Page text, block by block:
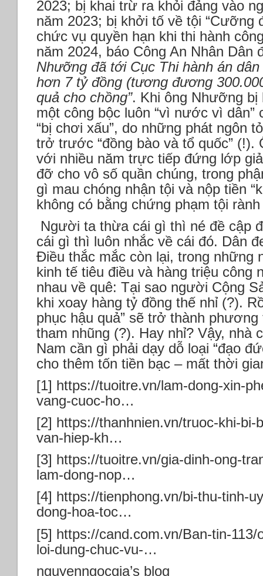
2023; bị khai trừ ra khỏi đảng vào
năm 2023; bị khởi tố về tội “Cưỡng
chức vụ quyền hạn khi thi hành
năm 2024, báo Công An Nhân Dân
Nhưỡng đã tới Cục Thi hành án
hơn 7 tỷ đồng (tương đương
quả cho chồng”. Khi ông Nhưỡng
một công bộc luôn “vì nước vì dân”
“bị chơi xấu”, do những phát ngôn
trở trước “đồng bào và tổ quốc” (!).
với nhiều năm trực tiếp đứng lớp
đỡ cho vô số quần chúng, trong
gì mau chóng nhận tội và nộp tiền
không có bằng chứng phạm tội
Người ta thừa cái gì thì né đề cập
cái gì thì luôn nhắc về cái đó. Dân
Điều thắc mắc còn lại, trong những
kinh tế tiêu điều và hàng triệu công
nhau về quê: Tại sao người Cộng
khi xoay hàng tỷ đồng thế nhỉ (?).
phục hậu quả” sẽ trở thành
tham nhũng (?). Hay nhỉ? Vậy, nhà
Nam cần gì phải dạy dỗ loại “đạo
cho thêm tốn tiền bạc – mất thời
[1] https://tuoitre.vn/lam-dong-xin-
vang-cuoc-ho…
[2] https://thanhnien.vn/truoc-khi-bi-
van-hiep-kh…
[3] https://tuoitre.vn/gia-dinh-ong-
lam-dong-nop…
[4] https://tienphong.vn/bi-thu-tinh-
dong-hoa-toc…
[5] https://cand.com.vn/Ban-tin-113/
loi-dung-chuc-vu-…
nguyenngocgia’s blog